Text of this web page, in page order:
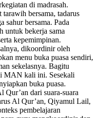
di madrasah.
tarawih bersama, tadarus
sahur bersama. Pada
untuk bekerja sama
kepemimpinan.
dikoordinir oleh
menu buka puasa sendiri,
sekelasnya. Bagitu
MAN kali ini. Sesekali
buka puasa.
Qur’an dari suara-suara
Al Qur’an, Qiyamul Lail,
pembelajaran